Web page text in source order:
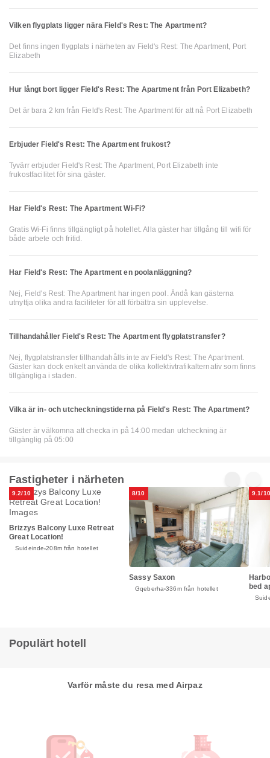
Vilken flygplats ligger nära Field's Rest: The Apartment?
Det finns ingen flygplats i närheten av Field's Rest: The Apartment, Port
Elizabeth
Hur långt bort ligger Field's Rest: The Apartment från Port Elizabeth?
Det är bara 2 km från Field's Rest: The Apartment för att nå Port Elizabeth
Erbjuder Field's Rest: The Apartment frukost?
Tyvärr erbjuder Field's Rest: The Apartment, Port Elizabeth inte
frukostfacilitet för sina gäster.
Har Field's Rest: The Apartment Wi-Fi?
Gratis Wi-Fi finns tillgängligt på hotellet. Alla gäster har tillgång till wifi för
både arbete och fritid.
Har Field's Rest: The Apartment en poolanläggning?
Nej, Field's Rest: The Apartment har ingen pool. Ändå kan gästerna
utnyttja olika andra faciliteter för att förbättra sin upplevelse.
Tillhandahåller Field's Rest: The Apartment flygplatstransfer?
Nej, flygplatstransfer tillhandahålls inte av Field's Rest: The Apartment.
Gäster kan dock enkelt använda de olika kollektivtrafikalternativ som finns
tillgängliga i staden.
Vilka är in- och utcheckningstiderna på Field's Rest: The Apartment?
Gäster är välkomna att checka in på 14:00 medan utcheckning är
tillgänglig på 05:00
Fastigheter i närheten
9.2/10
Brizzys Balcony Luxe Retreat
Great Location!
Suideinde 208m från hotellet
8/10
Sassy Saxon
Gqeberha 336m från hotellet
9.1/10
bed
Populärt hotell
Varför måste du resa med Airpaz